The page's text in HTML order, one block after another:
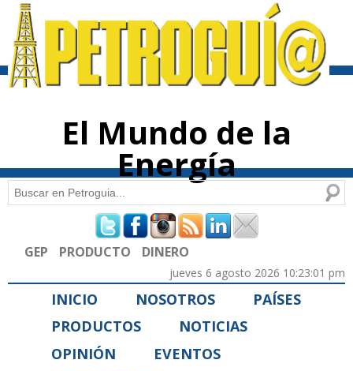
contenido
El Mundo de la
Energía
Formulario de búsqueda
Buscar
GEP PRODUCTO DINERO
jueves 6 agosto 2026 10:23:01 pm
INICIO NOSOTROS
PAÍSES
PRODUCTOS
NOTICIAS
OPINIÓN
EVENTOS